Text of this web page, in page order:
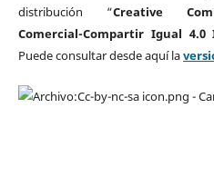
distribución “Creative
Comercial-Compartir Igual 4.0
Puede consultar desde aquí la